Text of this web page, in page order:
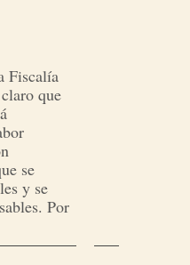
Fiscalía
que
se
y se
Por